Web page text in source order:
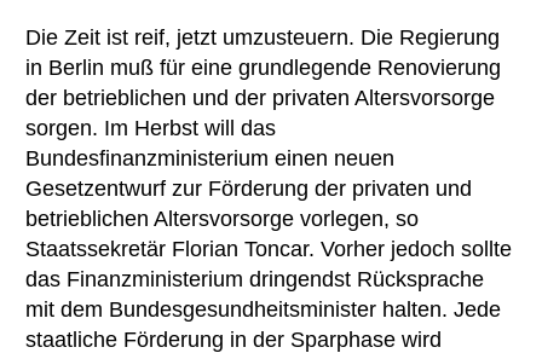
Die Zeit ist reif, jetzt umzusteuern. Die Regierung
in Berlin muß für eine grundlegende Renovierung
der betrieblichen und der privaten Altersvorsorge
sorgen. Im Herbst will das
Bundesfinanzministerium einen neuen
Gesetzentwurf zur Förderung der privaten und
betrieblichen Altersvorsorge vorlegen, so
Staatssekretär Florian Toncar. Vorher jedoch sollte
das Finanzministerium dringendst Rücksprache
mit dem Bundesgesundheitsminister halten. Jede
staatliche Förderung in der Sparphase wird